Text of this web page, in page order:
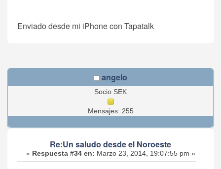
Enviado desde mi iPhone con Tapatalk
angelo
Socio SEK
Mensajes: 255
Re:Un saludo desde el Noroeste
« Respuesta #34 en: Marzo 23, 2014, 19:07:55 pm »